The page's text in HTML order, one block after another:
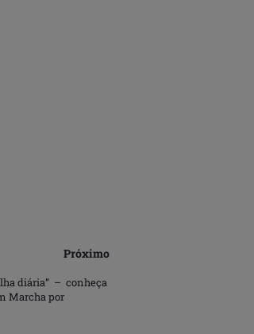
Próximo
diária” – conheça
Marcha por